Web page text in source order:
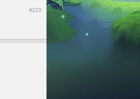
#223